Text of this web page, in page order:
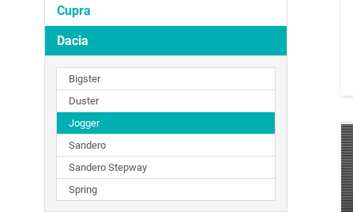
Cupra
Dacia
Bigster
Duster
Jogger
Sandero
Sandero Stepway
Spring